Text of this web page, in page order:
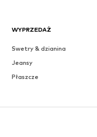
WYPRZEDAŻ
Swetry & dzianina
Jeansy
Płaszcze